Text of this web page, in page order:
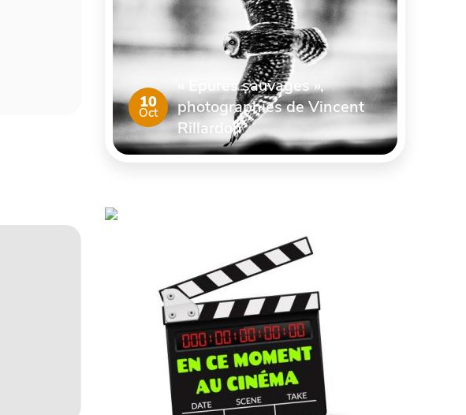
10
Oct
« Epures sauvages »,
photographies de Vincent
Rillardon